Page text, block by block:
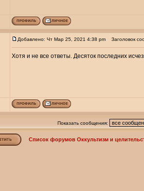
Добавлено: Чт Мар 25, 2021 4:38 pm Заголовок
Хотя и не все ответы. Десяток последних
Показать сообщения:
Список форумов Оккультизм и